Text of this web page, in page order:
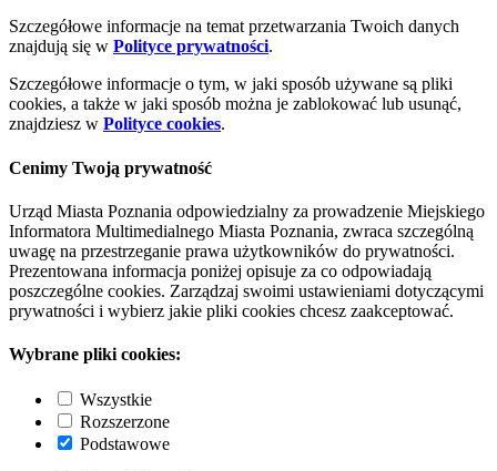
Szczegółowe informacje na temat przetwarzania Twoich danych
znajdują się w Polityce prywatności.
Szczegółowe informacje o tym, w jaki sposób używane są pliki
cookies, a także w jaki sposób można je zablokować lub usunąć,
znajdziesz w Polityce cookies.
Cenimy Twoją prywatność
Urząd Miasta Poznania odpowiedzialny za prowadzenie Miejskiego
Informatora Multimedialnego Miasta Poznania, zwraca szczególną
uwagę na przestrzeganie prawa użytkowników do prywatności.
Prezentowana informacja poniżej opisuje za co odpowiadają
poszczególne cookies. Zarządzaj swoimi ustawieniami dotyczącymi
prywatności i wybierz jakie pliki cookies chcesz zaakceptować.
Wybrane pliki cookies:
Wszystkie
Rozszerzone
Podstawowe